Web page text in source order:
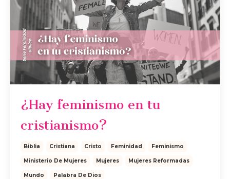
¿Hay feminismo en tu
cristianismo?
Biblia Cristiana Cristo Feminidad Feminismo
Ministerio De Mujeres Mujeres Mujeres Reformadas
Mundo Palabra De Dios